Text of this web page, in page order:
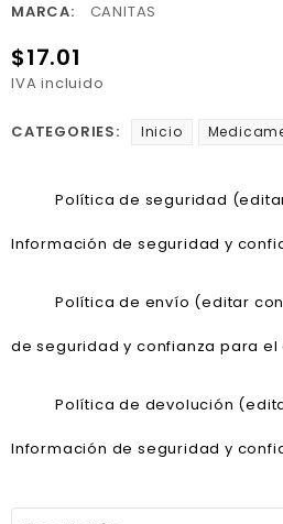
MARCA:
CANITAS
$17.01
IVA incluido
CATEGORIES: Inicio
Política de seguridad
Información de seguridad y
Política de envío (editar
de seguridad y confianza para el
Política de devolución
Información de seguridad y